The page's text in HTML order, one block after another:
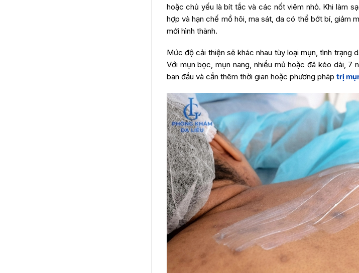
hoặc chủ yếu là bít tắc và các nốt viêm nhỏ. Khi làm
hợp và hạn chế mồ hôi, ma sát, da có thể bớt bí, giảm
mới hình thành.
Mức độ cải thiện sẽ khác nhau tùy loại mụn, tình trạng
Với mụn bọc, mụn nang, nhiều mủ hoặc đã kéo dài, 7
ban đầu và cần thêm thời gian hoặc phương pháp trị